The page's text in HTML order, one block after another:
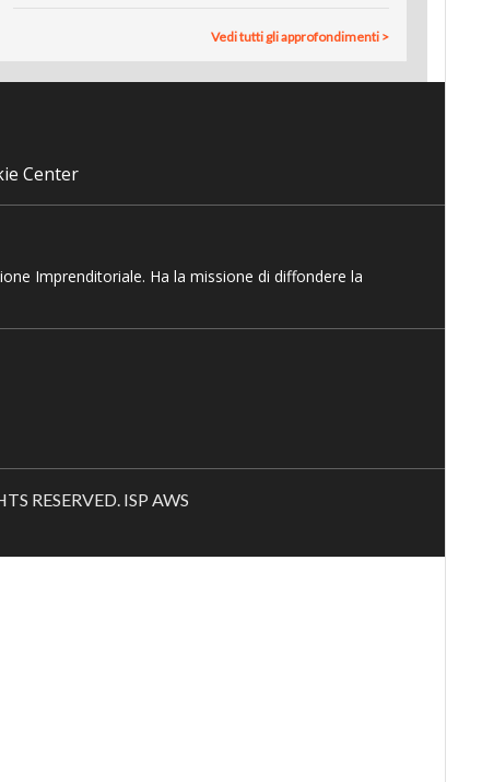
Vedi tutti gli approfondimenti >
Center
Imprenditoriale. Ha la missione di diffondere la
RESERVED. ISP AWS